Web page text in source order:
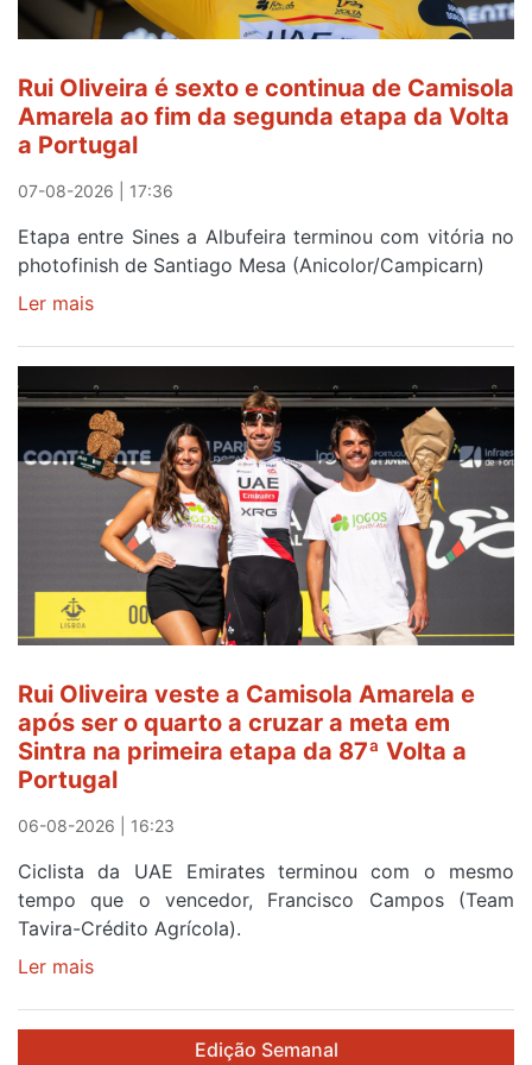
quinto
lugar
Beja
e
Elvas
Rui Oliveira é sexto e continua de Camisola
Amarela ao fim da segunda etapa da Volta
a Portugal
07-08-2026 | 17:36
Etapa entre Sines a Albufeira terminou com vitória no
photofinish de Santiago Mesa (Anicolor/Campicarn)
Ler mais
Oliveira
é
sexto
e
continua
Camisola
Amarela
ao
da
etapa
da
Volta
a
Portugal
Rui Oliveira veste a Camisola Amarela e
após ser o quarto a cruzar a meta em
Sintra na primeira etapa da 87ª Volta a
Portugal
06-08-2026 | 16:23
Ciclista da UAE Emirates terminou com o mesmo
tempo que o vencedor, Francisco Campos (Team
Tavira-Crédito Agrícola).
Ler mais
Edição Semanal